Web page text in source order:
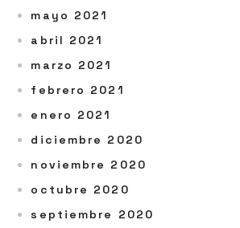
mayo 2021
abril 2021
marzo 2021
febrero 2021
enero 2021
diciembre 2020
noviembre 2020
octubre 2020
septiembre 2020